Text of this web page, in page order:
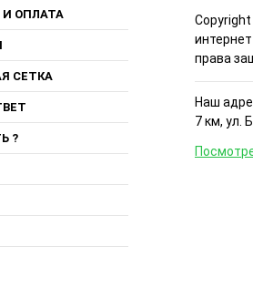
И ОПЛАТА
СЕТКА
?
права
Наш
7 км, ул.